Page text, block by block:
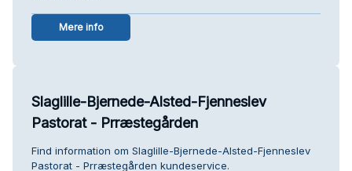
Mere info
Slaglille-Bjernede-Alsted-Fjenneslev
Pastorat - Prræstegården
Find information om Slaglille-Bjernede-Alsted-Fjenneslev
Pastorat - Prræstegården kundeservice.